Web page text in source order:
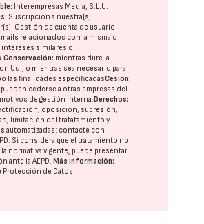
Interempresas Media, S.L.U.
Suscripción a nuestra(s)
Gestión de cuenta de usuario.
relacionados con la misma o
intereses similares o
Conservación: mientras dure la
Ud., o mientras sea necesario para
las finalidades especificadasCesión:
cederse a otras empresas del
de gestión interna.Derechos:
oposición, supresión,
limitación del tratatamiento y
automatizadas: contacte con
. Si considera que el tratamiento no
la normativa vigente, puede presentar
ante laAEPD.Más información:
Protección de Datos